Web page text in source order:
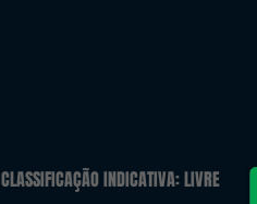
CLASSIFICAÇÃO INDICATIVA: LIVRE